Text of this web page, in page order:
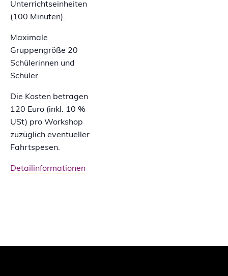
Unterrichtseinheiten
(100 Minuten).
Maximale
Gruppengröße 20
Schülerinnen und
Schüler
Die Kosten betragen
120 Euro (inkl. 10 %
USt) pro Workshop
zuzüglich eventueller
Fahrtspesen.
Detailinformationen